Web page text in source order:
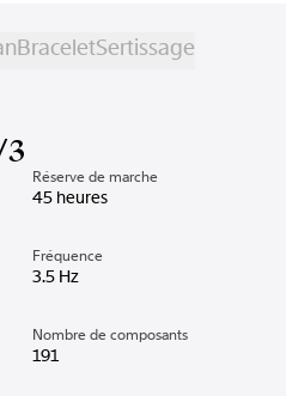
BraceletSertissage
Réserve de marche
45 heures
Fréquence
3.5 Hz
Nombre de composants
191